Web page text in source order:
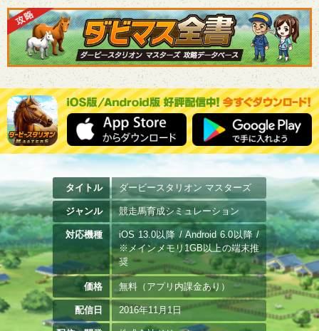
タイトル ダービースタリオン マスターズ
ジャンル 競走馬育成シミュレーション
対応機種
iOS 13.0以降 / Android 6.0以降 /
※メインメモリ1GB以上の端末推
奨
価格 無料（アプリ内課金あり）
配信日 2016年11月1日